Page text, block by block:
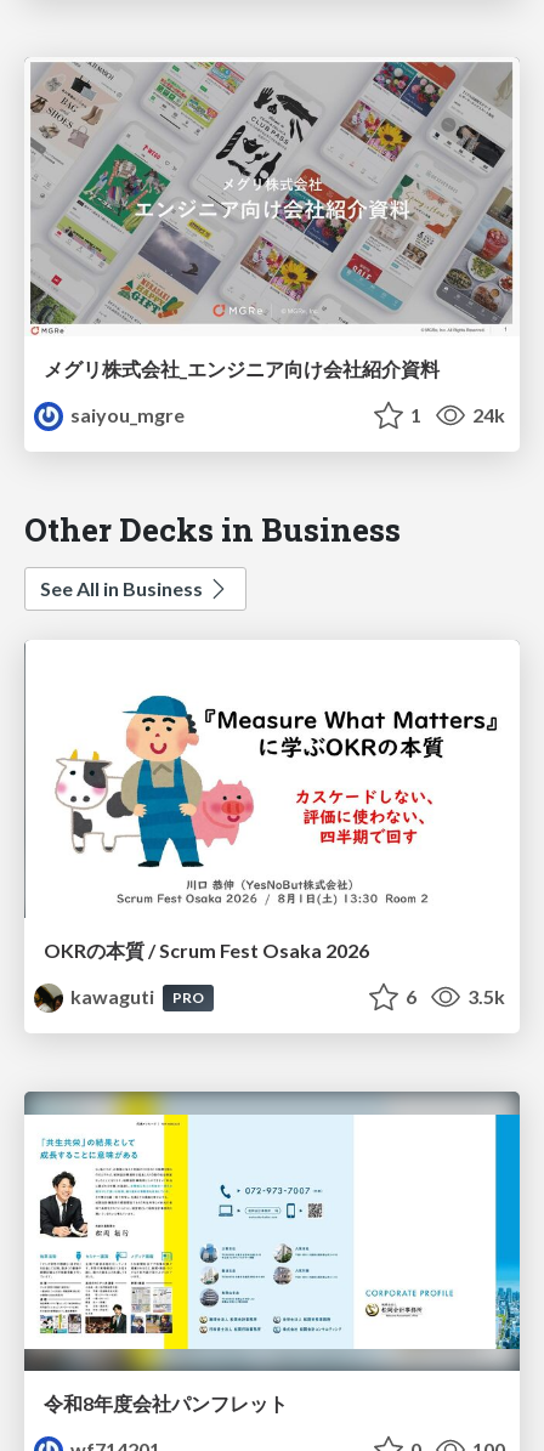
メグリ株式会社_エンジニア向け会社紹介資料
saiyou_mgre
1 24k
Other Decks in Business
See All in Business
OKRの本質 / Scrum Fest Osaka 2026
kawaguti
PRO 6 3.5k
令和8年度会社パンフレット